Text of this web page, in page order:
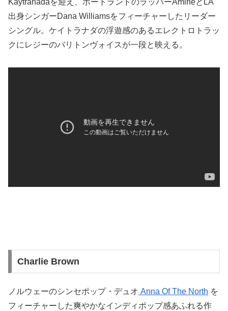
出身シンガーDana Williamsをフィーチャーしたリーダー
シングル。ケイトラナダの浮遊感のあるエレクトロトラッ
クにレジーのバリトンヴォイスが一段と映える。
Charlie Brown
ノルウェーのシンセポップ・デュオ Anna Of The North を
フィーチャーした爽やかなインディポップ感あふれる作